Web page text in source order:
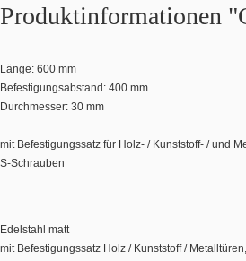
Produktinformationen
Länge: 600 mm
Befestigungsabstand: 400 mm
Durchmesser: 30 mm
mit Befestigungssatz für Holz- / Kunststoff- / und
S-Schrauben
Edelstahl matt
mit Befestigungssatz Holz / Kunststoff /